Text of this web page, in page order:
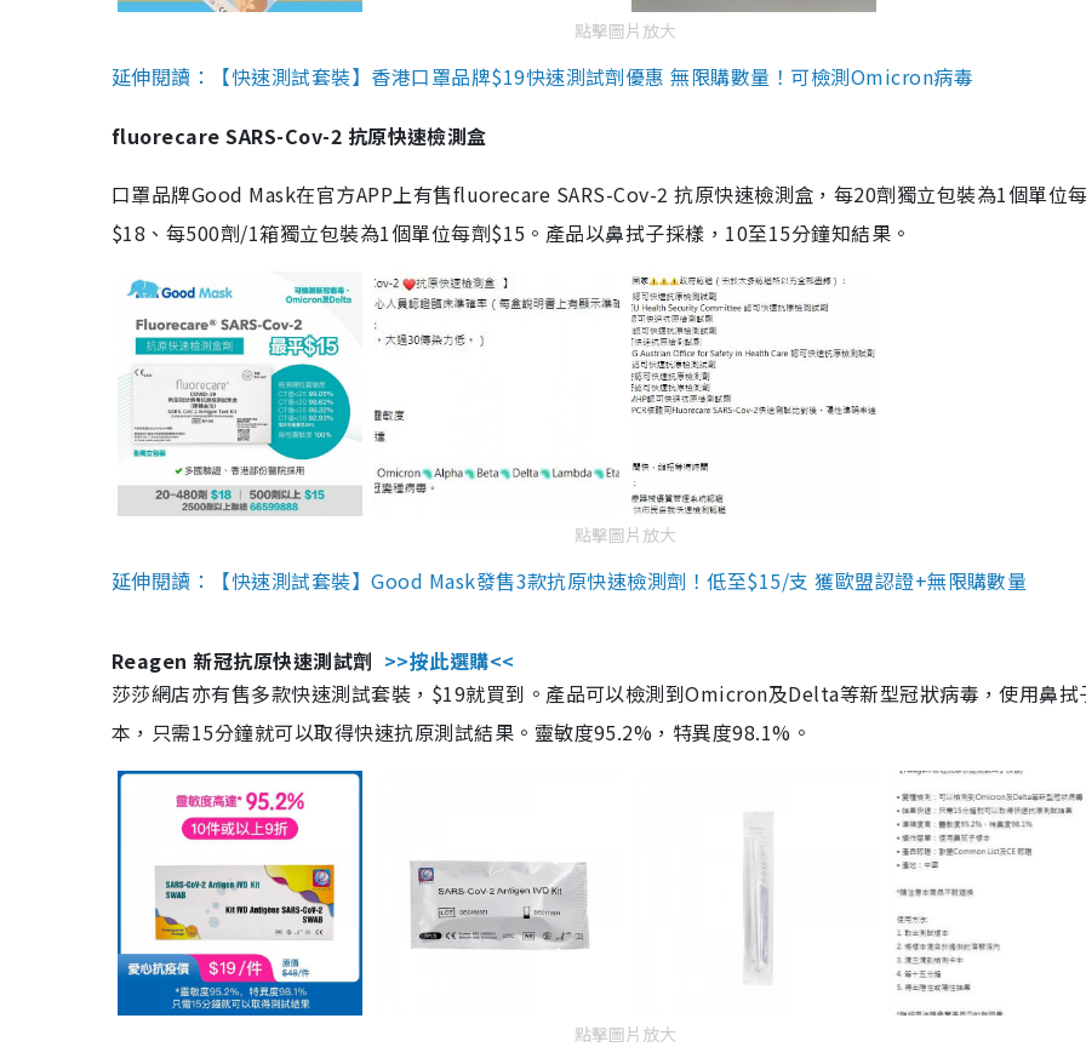
點擊圖片放大
延伸閱讀：【快速測試套裝】香港口罩品牌$19快速測試劑優惠 無限購數量！可檢測Omicron病毒
fluorecare SARS-Cov-2 抗原快速檢測盒
口罩品牌Good Mask在官方APP上有售fluorecare SARS-Cov-2 抗原快速檢測盒，每20劑獨立包裝為1個單位
$18、每500劑/1箱獨立包裝為1個單位每劑$15。產品以鼻拭子採樣，10至15分鐘知結果。
點擊圖片放大
延伸閱讀：【快速測試套裝】Good Mask發售3款抗原快速檢測劑！低至$15/支 獲歐盟認證+無限購數量
Reagen 新冠抗原快速測試劑 >>按此選購<<
莎莎網店亦有售多款快速測試套裝，$19就買到。產品可以檢測到Omicron及Delta等新型冠狀病毒，使用鼻拭
本，只需15分鐘就可以取得快速抗原測試結果。靈敏度95.2%，特異度98.1%。
點擊圖片放大